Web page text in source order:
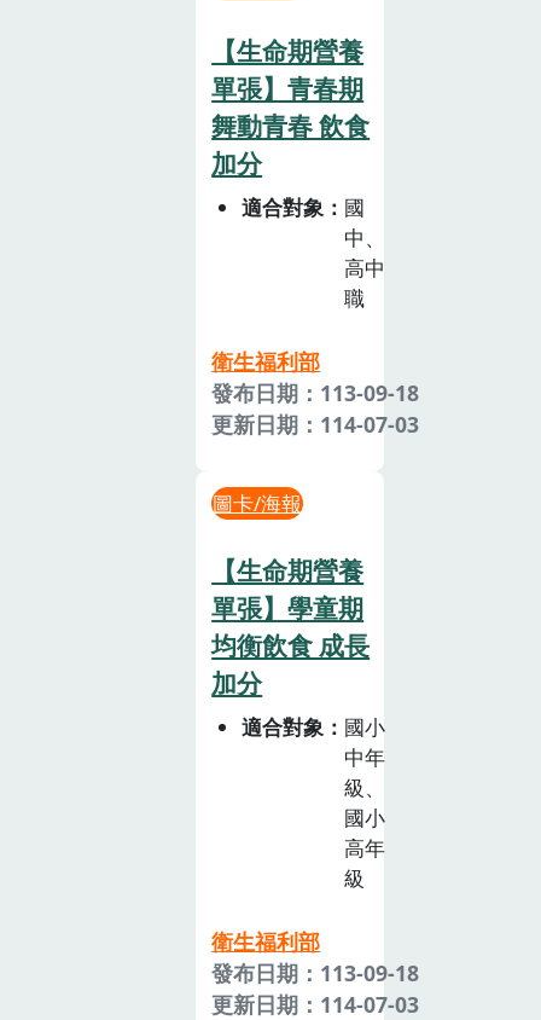
【生命期營養
單張】青春期
舞動青春 飲食
加分
適合對象
國
中、
高中
職
衛生福利部
發布日期：113-09-18
更新日期：114-07-03
圖卡/海報
【生命期營養
單張】學童期
均衡飲食 成長
加分
適合對象
國小
中年
級、
國小
高年
級
衛生福利部
發布日期：113-09-18
更新日期：114-07-03